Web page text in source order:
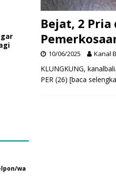
Bejat, 2
10/06/2025 Kanal
KLUNGKUNG,
PER (26) [baca
wa